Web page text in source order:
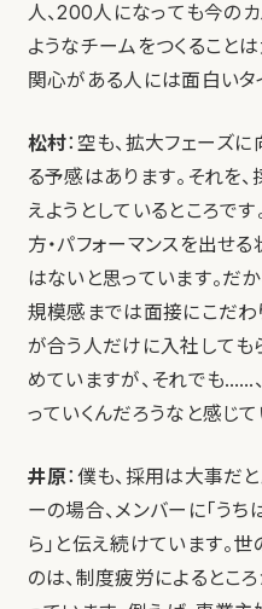
人、200人になっても今の
ようなチームをつくること
関心がある人には面白いタ
松村：空も、拡大フェーズ
る予感はあります。それを
えようとしているところで
方・パフォーマンスを出せ
はないと思っています。だ
規模感までは面接にこだわ
が合う人だけに入社しても
めていますが、それでも……
っていくんだろうなと感じて
井原：僕も、採用は大事だ
ーの場合、メンバーに「う
ら」と伝え続けています。
のは、制度疲労によるとこ